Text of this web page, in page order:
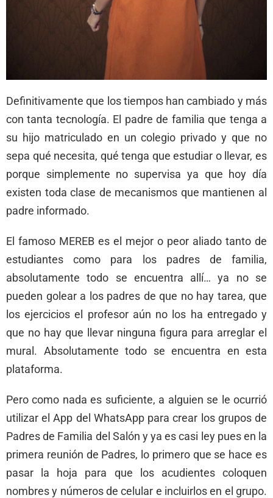
Definitivamente que los tiempos han cambiado y más
con tanta tecnología. El padre de familia que tenga a
su hijo matriculado en un colegio privado y que no
sepa qué necesita, qué tenga que estudiar o llevar, es
porque simplemente no supervisa ya que hoy día
existen toda clase de mecanismos que mantienen al
padre informado.
El famoso MEREB es el mejor o peor aliado tanto de
estudiantes como para los padres de familia,
absolutamente todo se encuentra allí… ya no se
pueden golear a los padres de que no hay tarea, que
los ejercicios el profesor aún no los ha entregado y
que no hay que llevar ninguna figura para arreglar el
mural. Absolutamente todo se encuentra en esta
plataforma.
Pero como nada es suficiente, a alguien se le ocurrió
utilizar el App del WhatsApp para crear los grupos de
Padres de Familia del Salón y ya es casi ley pues en la
primera reunión de Padres, lo primero que se hace es
pasar la hoja para que los acudientes coloquen
nombres y números de celular e incluirlos en el grupo.